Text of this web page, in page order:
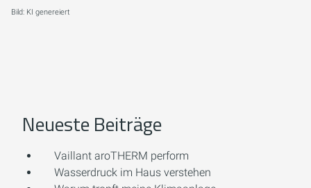
Bild: KI genereiert
Neueste Beiträge
Vaillant aroTHERM perform
Wasserdruck im Haus verstehen